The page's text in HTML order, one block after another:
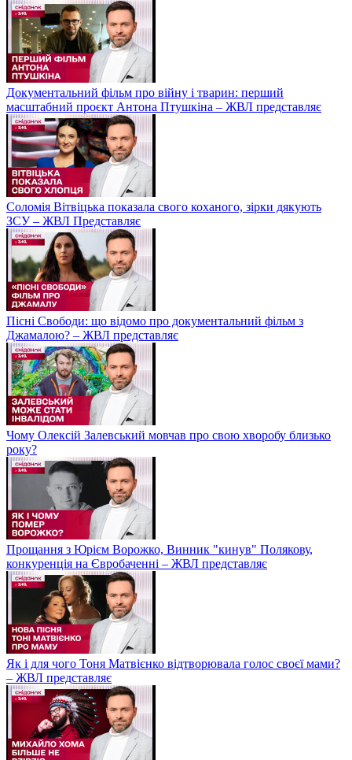
Документальний фільм про війну і тварин: перший
масштабний проєкт Антона Птушкіна – ЖВЛ представляє
Соломія Вітвіцька показала свого коханого, зірки дякують
ЗСУ – ЖВЛ Представляє
Пісні Свободи: що відомо про документальний фільм з
Джамалою? – ЖВЛ представляє
Чому Олексій Залевський мовчав про свою хворобу близько
року?
Прощання з Юрієм Ворожко, Винник "кинув" Полякову,
конкуренція на Євробаченні – ЖВЛ представляє
Як і для чого Тоня Матвієнко відтворювала голос своєї мами?
– ЖВЛ представляє